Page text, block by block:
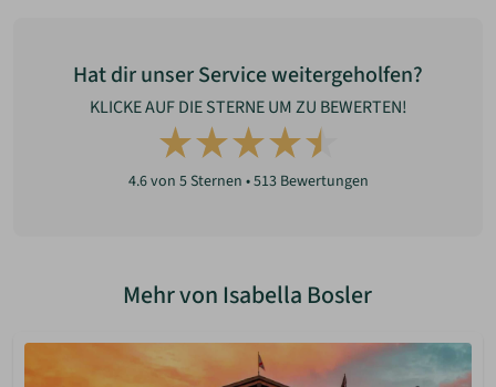
Hat dir unser Service weitergeholfen?
KLICKE AUF DIE STERNE UM ZU BEWERTEN!
4.6von 5 Sternen •513Bewertungen
Mehr von Isabella Bosler